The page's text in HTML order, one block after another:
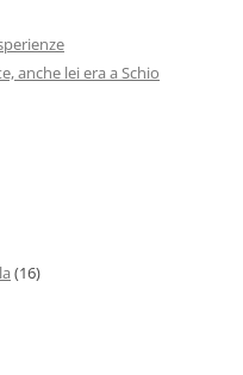
anche lei era a Schio
(16)